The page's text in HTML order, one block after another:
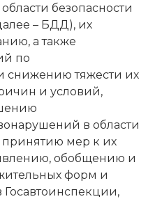
безопасности
– БДД), их
а также
по
тяжести их
и условий,
в области
мер к их
обобщению и
форм и
Госавтоинспекции,